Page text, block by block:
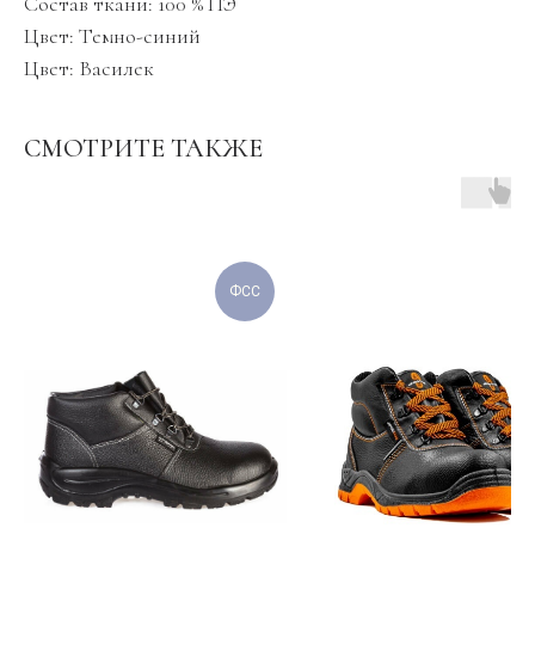
Цвет: Темно-синий
Цвет: Василек
СМОТРИТЕ ТАКЖЕ
ФСС